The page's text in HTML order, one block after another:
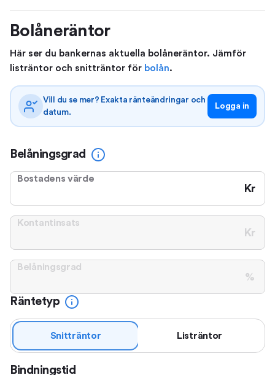
Bolåneräntor
Här ser du bankernas aktuella bolåneräntor. Jämför
listräntor och snitträntor för bolån.
Vill du se mer? Exakta ränteändringar och
datum.
Logga in
Räntetyp
Snitträntor Listräntor
Belåningsgrad
Bostadens värde
Kr
Kontantinsats
Kr
Belåningsgrad
%
Bindningstid